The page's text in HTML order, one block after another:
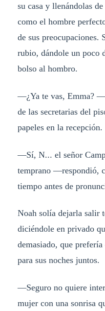
su casa y llenándolas
como el hombre
de sus preocupaciones.
rubio, dándole un poco
bolso al hombro.
​—¿Ya te vas, Emma?
de las secretarias del
papeles en la recepción.
​—Sí, N... el señor
temprano —respondió,
tiempo antes de
​Noah solía dejarla salir
diciéndole en privado
demasiado, que prefería
para sus noches juntos.
​—Seguro no quiere
mujer con una sonrisa